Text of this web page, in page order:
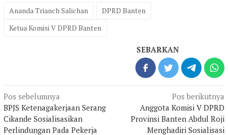
Ananda Trianch Salichan
DPRD Banten
Ketua Komisi V DPRD Banten
SEBARKAN
Navigasi
pos
Pos sebelumnya
BPJS Ketenagakerjaan Serang
Cikande Sosialisasikan
Perlindungan Pada Pekerja
Pos berikutnya
Anggota Komisi V DPRD
Provinsi Banten Abdul Roji
Menghadiri Sosialisasi